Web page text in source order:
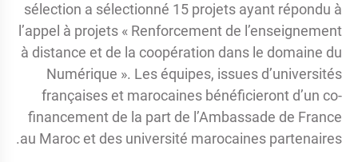
sélection a sélectionné 15 projets ayant répondu à
l’appel à projets « Renforcement de l’enseignement
à distance et de la coopération dans le domaine du
Numérique ». Les équipes, issues d’universités
françaises et marocaines bénéficieront d’un co-
financement de la part de l’Ambassade de France
au Maroc et des université marocaines partenaires.